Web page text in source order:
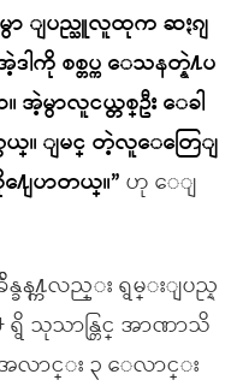
ျပည္သူလူထုက ဆႏၵျ
ကို စစ္တပ္က ေသနတ္နဲ႔ပ
အဲ့မွာလူငယ္တစ္ဦး ေခါ
ယ္။ ျမင္ တဲ့လူေတြေျ
ျပာတယ္။” ဟု ေျ
ခန႔္ကလည္း ရွမ္းျပည္န
သုသာန္တြင္ အာဏာသိ
ေလာင္း ၃ ေလာင္း